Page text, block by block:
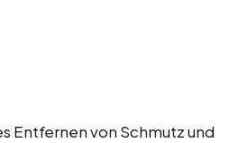
Entfernen von Schmutz und